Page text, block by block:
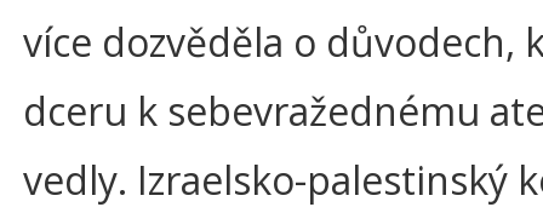
více dozvěděla o důvodech,
dceru k sebevražednému
vedly. Izraelsko-palestinský